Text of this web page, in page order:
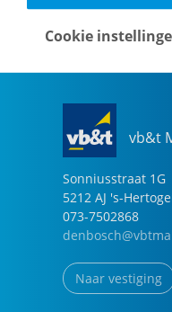
vb&t
Sonniusstraat 1G
5212 AJ 's-
073-7502868
Naar vestiging
Cookie